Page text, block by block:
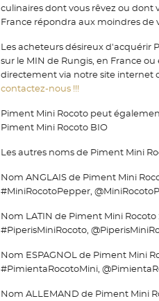
culinaires dont vous rêvez ou dont
France répondra aux moindres de
Les acheteurs désireux d'acquérir
sur le MIN de Rungis, en France
directement via notre site internet
contactez-nous !!!
Piment Mini Rocoto peut
Piment Mini Rocoto BIO
Les autres noms de Piment Mini
Nom ANGLAIS de Piment Mini
#MiniRocotoPepper,
Nom LATIN de Piment Mini Rocoto
#PiperisMiniRocoto,
Nom ESPAGNOL de Piment Mini
#PimientaRocotoMini,
Nom ALLEMAND de Piment Mini